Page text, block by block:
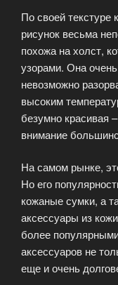
По своей текстуре
рисунок весьма
похожа на холст,
узорами. Она
невозможно
высоким
безумно красивая
внимание
На самом рынке,
Но его
кожаные сумки, а
аксессуары из
более
аксессуаров не
еще и очень